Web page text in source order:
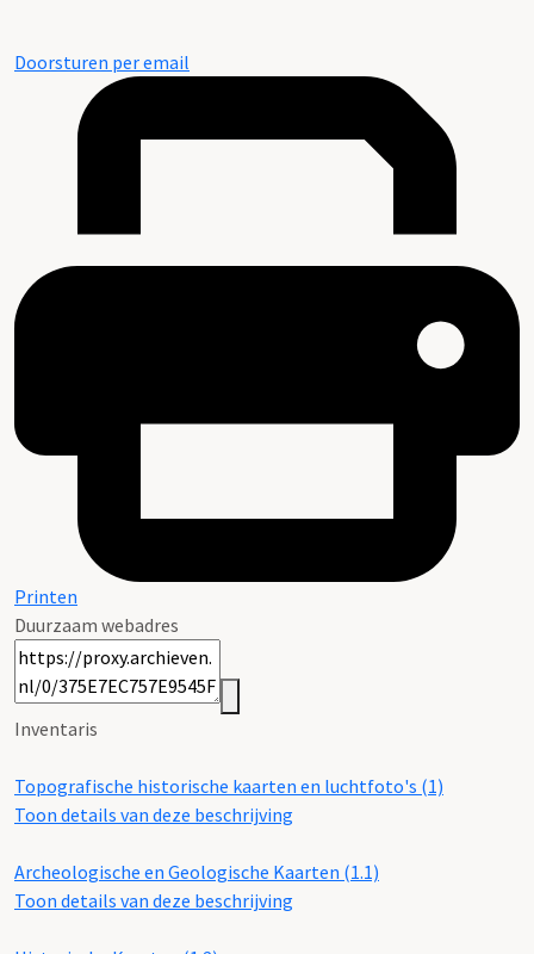
Doorsturen per email
Printen
Duurzaam webadres
Inventaris
Topografische historische kaarten en luchtfoto's (1)
Toon details van deze beschrijving
Archeologische en Geologische Kaarten (1.1)
Toon details van deze beschrijving